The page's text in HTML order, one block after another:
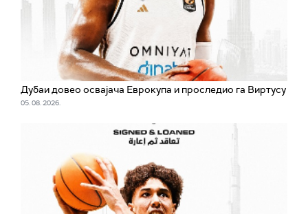
Дубаи довео освајача Еврокупа и проследио га Виртусу
05. 08. 2026.